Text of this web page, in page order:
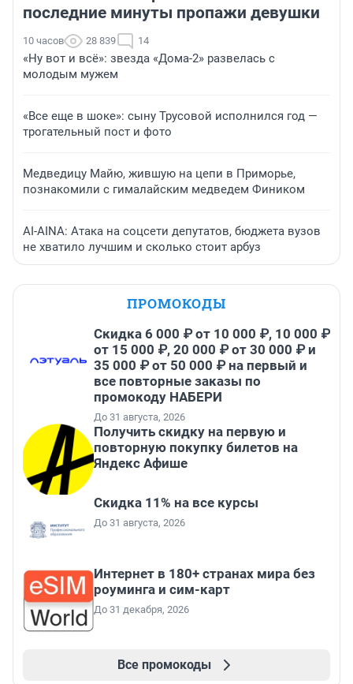
последние минуты пропажи девушки
10 часов 28 839 14
«Ну вот и всё»: звезда «Дома-2» развелась с
молодым мужем
«Все еще в шоке»: сыну Трусовой исполнился год —
трогательный пост и фото
Медведицу Майю, жившую на цепи в Приморье,
познакомили с гималайским медведем Фиником
AI-AINA: Атака на соцсети депутатов, бюджета вузов
не хватило лучшим и сколько стоит арбуз
ПРОМОКОДЫ
Скидка 6 000 ₽ от 10 000 ₽, 10 000 ₽
от 15 000 ₽, 20 000 ₽ от 30 000 ₽ и
35 000 ₽ от 50 000 ₽ на первый и
все повторные заказы по
промокоду НАБЕРИ
До 31 августа, 2026
Получить скидку на первую и
повторную покупку билетов на
Яндекс Афише
Скидка 11% на все курсы
До 31 августа, 2026
Интернет в 180+ странах мира без
роуминга и сим-карт
До 31 декабря, 2026
Все промокоды